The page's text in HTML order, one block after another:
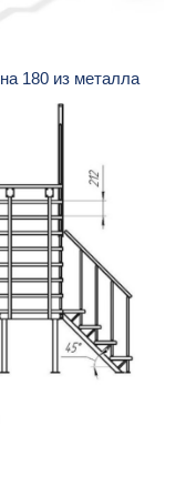
180 из металла